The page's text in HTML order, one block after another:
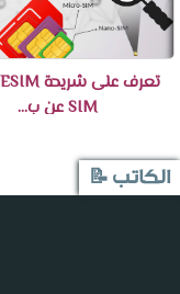
SIM عن ب...
الكاتب 📝